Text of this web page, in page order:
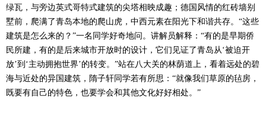
绿瓦，与旁边英式哥特式建筑的尖塔相映成趣；德国风情的红砖墙别
墅前，爬满了青岛本地的爬山虎，中西元素在阳光下和谐共存。“这些
建筑是怎么来的？”一名同学好奇地问。讲解员解释：“有的是早期侨
民所建，有的是后来城市开放时的设计，它们见证了青岛从‘被迫开
放’到‘主动拥抱世界’的转变。”站在八大关的林荫道上，看着远处的碧
海与近处的异国建筑，隋子轩同学若有所思：“就像我们草原的毡房，
既要有自己的特色，也要学会和其他文化好好相处。”